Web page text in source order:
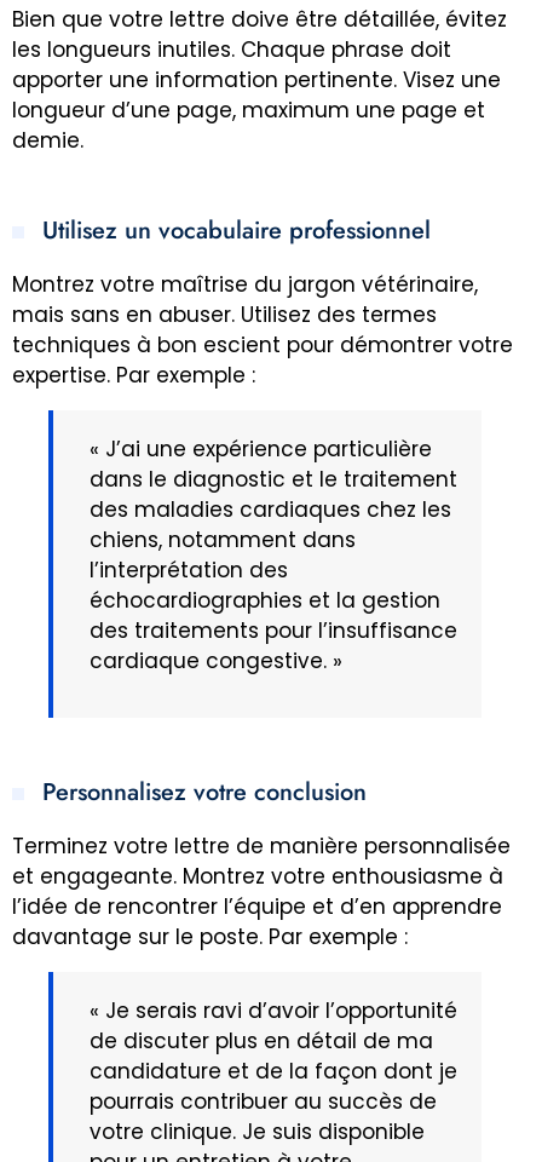
Bien que votre lettre doive être détaillée, évitez
les longueurs inutiles. Chaque phrase doit
apporter une information pertinente. Visez une
longueur d’une page, maximum une page et
demie.
Utilisez un vocabulaire professionnel
Montrez votre maîtrise du jargon vétérinaire,
mais sans en abuser. Utilisez des termes
techniques à bon escient pour démontrer votre
expertise. Par exemple :
« J’ai une expérience particulière
dans le diagnostic et le traitement
des maladies cardiaques chez les
chiens, notamment dans
l’interprétation des
échocardiographies et la gestion
des traitements pour l’insuffisance
cardiaque congestive. »
Personnalisez votre conclusion
Terminez votre lettre de manière personnalisée
et engageante. Montrez votre enthousiasme à
l’idée de rencontrer l’équipe et d’en apprendre
davantage sur le poste. Par exemple :
« Je serais ravi d’avoir l’opportunité
de discuter plus en détail de ma
candidature et de la façon dont je
pourrais contribuer au succès de
votre clinique. Je suis disponible